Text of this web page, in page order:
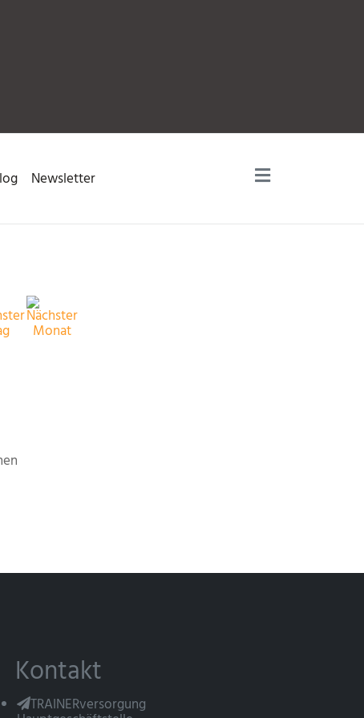
Newsletter
Kontakt
TRAINERversorgung